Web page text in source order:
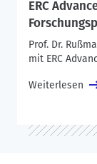
ERC
Prof. Dr.
mit ERC
Weiterlesen